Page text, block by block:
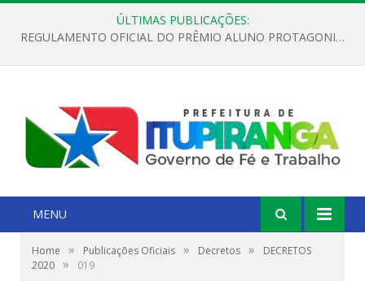
ÚLTIMAS PUBLICAÇÕES:
REGULAMENTO OFICIAL DO PRÊMIO ALUNO PROTAGONISTA – EDIÇÃO 2026
MENU
Home » Publicações Oficiais » Decretos »
DECRETOS
2020 » 019